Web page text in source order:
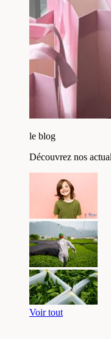
le blog
Découvrez nos
Voir tout